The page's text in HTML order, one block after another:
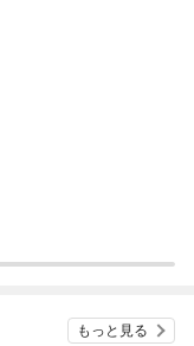
もっと見る